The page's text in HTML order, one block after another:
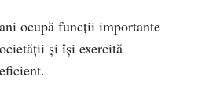
ocupă funcții importante
și își exercită